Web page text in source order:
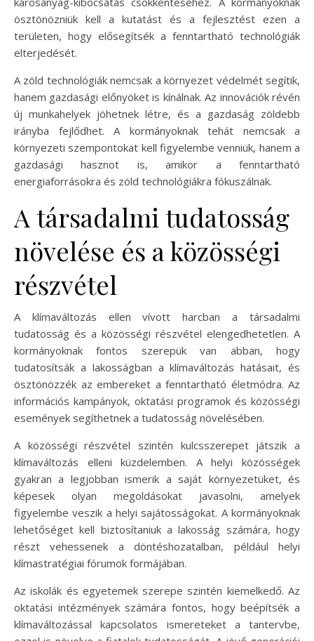
ösztönözniük kell a kutatást és a fejlesztést ezen a
területen, hogy elősegítsék a fenntartható technológiák
elterjedését.
A zöld technológiák nemcsak a környezet védelmét segítik,
hanem gazdasági előnyöket is kínálnak. Az innovációk révén
új munkahelyek jöhetnek létre, és a gazdaság zöldebb
irányba fejlődhet. A kormányoknak tehát nemcsak a
környezeti szempontokat kell figyelembe venniük, hanem a
gazdasági hasznot is, amikor a fenntartható
energiaforrásokra és zöld technológiákra fókuszálnak.
A társadalmi tudatosság
növelése és a közösségi
részvétel
A klímaváltozás ellen vívott harcban a társadalmi
tudatosság és a közösségi részvétel elengedhetetlen. A
kormányoknak fontos szerepük van abban, hogy
tudatosítsák a lakosságban a klímaváltozás hatásait, és
ösztönözzék az embereket a fenntartható életmódra. Az
információs kampányok, oktatási programok és közösségi
események segíthetnek a tudatosság növelésében.
A közösségi részvétel szintén kulcsszerepet játszik a
klímaváltozás elleni küzdelemben. A helyi közösségek
gyakran a legjobban ismerik a saját környezetüket, és
képesek olyan megoldásokat javasolni, amelyek
figyelembe veszik a helyi sajátosságokat. A kormányoknak
lehetőséget kell biztosítaniuk a lakosság számára, hogy
részt vehessenek a döntéshozatalban, például helyi
klímastratégiai fórumok formájában.
Az iskolák és egyetemek szerepe szintén kiemelkedő. Az
oktatási intézmények számára fontos, hogy beépítsék a
klímaváltozással kapcsolatos ismereteket a tantervbe,